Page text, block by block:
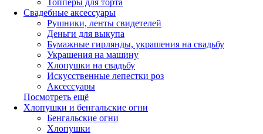
Свадебные аксессуары
Рушники, ленты свидетелей
Деньги для выкупа
Бумажные гирлянды, украшения на свадьбу
Украшения на машину
Хлопушки на свадьбу
Искусственные лепестки роз
Аксессуары
Посмотреть ещё
Хлопушки и бенгальские огни
Бенгальские огни
Хлопушки